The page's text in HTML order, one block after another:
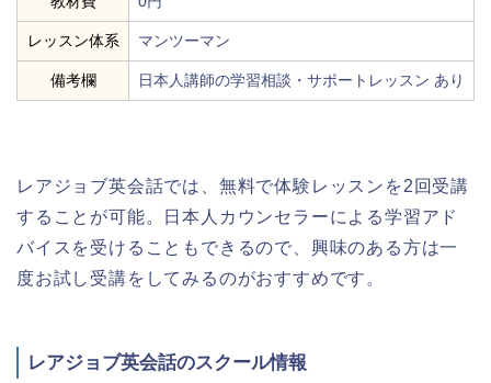
レッスン体系 マンツーマン
備考欄 日本人講師の学習相談・サポートレッスン あり
レアジョブ英会話では、無料で体験レッスンを2回受講
することが可能。日本人カウンセラーによる学習アド
バイスを受けることもできるので、興味のある方は一
度お試し受講をしてみるのがおすすめです。
レアジョブ英会話のスクール情報